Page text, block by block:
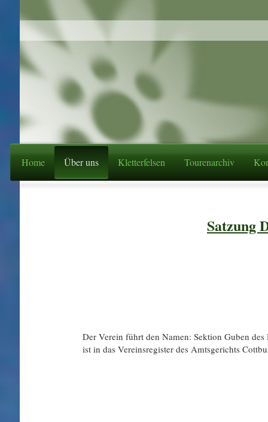
Home Über uns Kletterfelsen Tourenarchiv
Satzung
Der Verein führt den Namen: Sektion Guben
ist in das Vereinsregister des Amtsgerichts